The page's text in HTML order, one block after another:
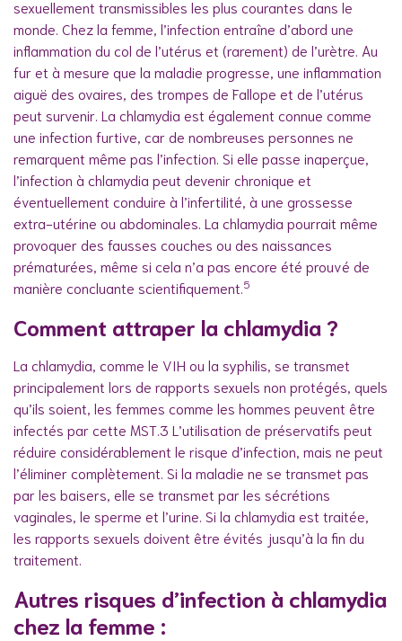
sexuellement transmissibles les plus courantes dans le
monde. Chez la femme, l’infection entraîne d’abord une
inflammation du col de l’utérus et (rarement) de l’urètre. Au
fur et à mesure que la maladie progresse, une inflammation
aiguë des ovaires, des trompes de Fallope et de l’utérus
peut survenir. La chlamydia est également connue comme
une infection furtive, car de nombreuses personnes ne
remarquent même pas l’infection. Si elle passe inaperçue,
l’infection à chlamydia peut devenir chronique et
éventuellement conduire à l’infertilité, à une grossesse
extra-utérine ou abdominales. La chlamydia pourrait même
provoquer des fausses couches ou des naissances
prématurées, même si cela n’a pas encore été prouvé de
manière concluante scientifiquement. 5
Comment attraper la chlamydia ?
La chlamydia, comme le VIH ou la syphilis, se transmet
principalement lors de rapports sexuels non protégés, quels
qu’ils soient, les femmes comme les hommes peuvent être
infectés par cette MST.3 L’utilisation de préservatifs peut
réduire considérablement le risque d’infection, mais ne peut
l’éliminer complètement. Si la maladie ne se transmet pas
par les baisers, elle se transmet par les sécrétions
vaginales, le sperme et l’urine. Si la chlamydia est traitée,
les rapports sexuels doivent être évités jusqu’à la fin du
traitement.
Autres risques d’infection à chlamydia
chez la femme :